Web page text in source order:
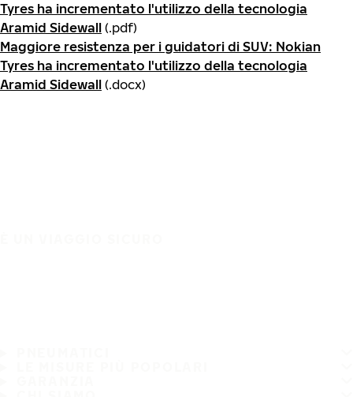
Tyres ha incrementato l'utilizzo della tecnologia
Aramid Sidewall (.pdf)
Maggiore resistenza per i guidatori di SUV: Nokian
Tyres ha incrementato l'utilizzo della tecnologia
Aramid Sidewall (.docx)